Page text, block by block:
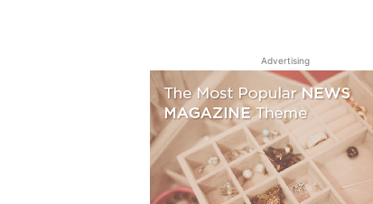
Advertising